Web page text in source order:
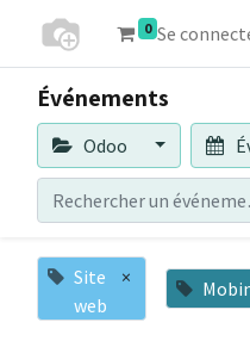
0 Se
Événements
Odoo
Site
web
×